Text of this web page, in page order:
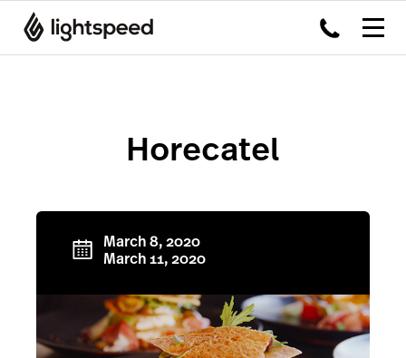
Horecatel
March 8, 2020
March 11, 2020